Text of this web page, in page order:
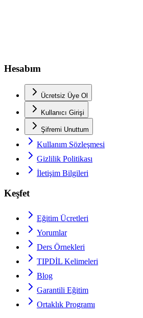
Hesabım
Ücretsiz Üye Ol
Kullanıcı Girişi
Şifremi Unuttum
Kullanım Sözleşmesi
Gizlilik Politikası
İletişim Bilgileri
Keşfet
Eğitim Ücretleri
Yorumlar
Ders Örnekleri
TIPDİL Kelimeleri
Blog
Garantili Eğitim
Ortaklık Programı